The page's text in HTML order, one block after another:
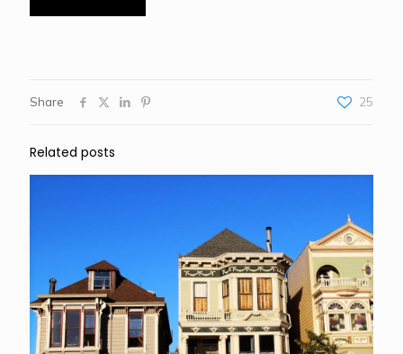
Share 25
Related posts